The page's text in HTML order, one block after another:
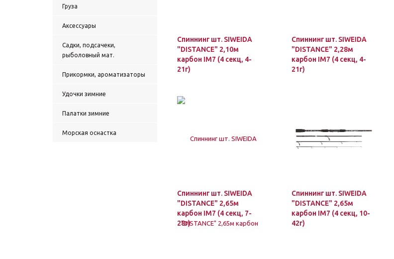
Груза
Аксессуары
Садки, подсачеки,
рыболовный мат.
Прикормки, ароматизаторы
Удочки зимние
Палатки зимние
Морская оснастка
Спиннинг шт. SIWEIDA
"DISTANCE" 2,10м
карбон IM7 (4 секц, 4-
21г)
Спиннинг шт. SIWEIDA
"DISTANCE" 2,28м
карбон IM7 (4 секц, 4-
21г)
Спиннинг шт. SIWEIDA
"DISTANCE" 2,65м
карбон IM7 (4 секц, 7-
28г)
Спиннинг шт. SIWEIDA
"DISTANCE" 2,65м
карбон IM7 (4 секц, 10-
42г)